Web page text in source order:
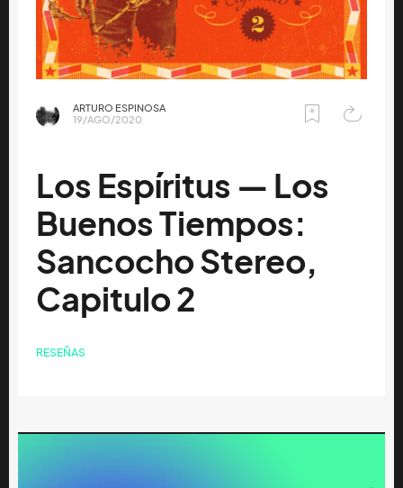
ARTURO ESPINOSA
19/AGO/2020
Los Espíritus — Los
Buenos Tiempos:
Sancocho Stereo,
Capitulo 2
RESEÑAS